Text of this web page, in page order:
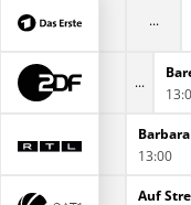
13:00
Auf